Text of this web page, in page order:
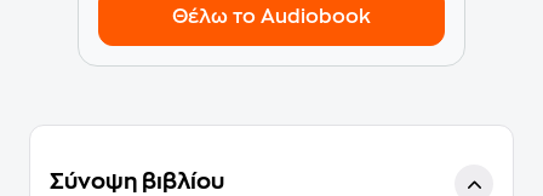
Θέλω το Audiobook
Σύνοψη βιβλίου